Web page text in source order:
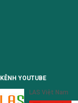
KÊNH YOUTUBE